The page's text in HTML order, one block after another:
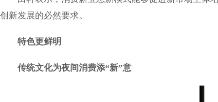
创新发展的必然要求。
特色更鲜明
传统文化为夜间消费添“新”意